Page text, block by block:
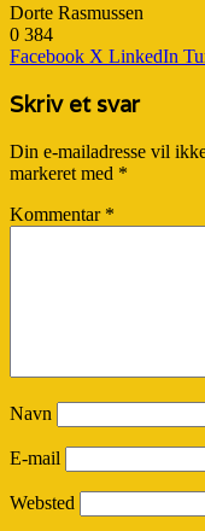
Dorte Rasmussen
0 384
Facebook X LinkedIn
Skriv et svar
Din e-mailadresse vil
markeret med *
Kommentar *
Navn
E-mail
Websted